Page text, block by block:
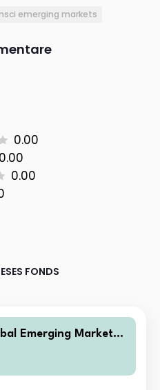
emerging markets
0.00
0.00
0.00
FONDS
Emerging Markets F